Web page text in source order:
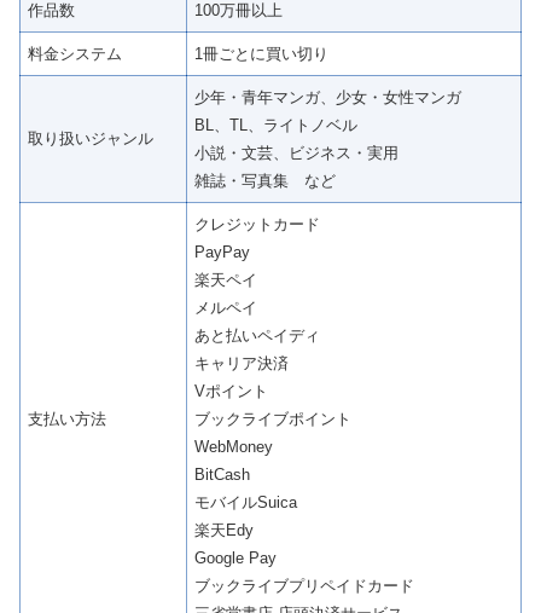
作品数 100万冊以上
料金システム 1冊ごとに買い切り
取り扱いジャンル
少年・青年マンガ、少女・女性マンガ
BL、TL、ライトノベル
小説・文芸、ビジネス・実用
雑誌・写真集 など
支払い方法
クレジットカード
PayPay
楽天ペイ
メルペイ
あと払いペイディ
キャリア決済
Vポイント
ブックライブポイント
WebMoney
BitCash
モバイルSuica
楽天Edy
Google Pay
ブックライブプリペイドカード